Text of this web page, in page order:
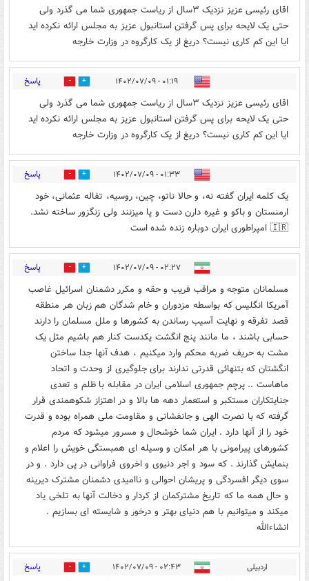
اقای رئیسی عزیز نزدیک ۳سال از ریاست جمهوری شما می گذرد ولی
حتی یک لایحه برای پس گرفتن استانبول عزیز به مجلس ارائه نکرده اید
ایا این کم کاری نیست؟ دریغ از یک کارگروه در وزارت خارجه
۰۱:۱۹ - ۱۴۰۲/۰۷/۰۹ 3 پاسخ
اقای رئیسی عزیز نزدیک ۳سال از ریاست جمهوری شما می گذرد ولی
حتی یک لایحه برای پس گرفتن استانبول عزیز به مجلس ارائه نکرده اید
ایا این کم کاری نیست؟ دریغ از یک کارگروه در وزارت خارجه
۰۱:۳۳ - ۱۴۰۲/۰۷/۰۹ 3 پاسخ
یک کلمه ایران گفته نه، و حالا ناتو، چین، روسیه، تفاله عثمانی، خود
ارمنستان و باکو و غیره دارن دست و پا میزنند ولی زنگزور ساخته نشد.
🇮🇷 امپراطوری ایران دوباره زنده شده است
۰۲:۲۷ - ۱۴۰۲/۰۷/۰۹ 1 پاسخ
مسلمانان متوجه و مراقب فریب و حقه و مکرر دشمنان اسرائیل غاصب
آمریکا انگلیس که بواسطه مزدوران و خام شدگان هم زبان هر منطقه
قصد تفرقه و نهایت آسیب رساندن به کشورها و ملل مسلمان را دارند
حسابی باشند ، ما مانند پنج انگشت یکدست کنار هم باشیم مثل یک
مشت به حریف ضربه محکم وارد میکنیم ، هدف آنها جدا ساختن
انگشتان که بتنهائی قدرتی ندارند برای جلوگیری از وحدت و اتحاد
ماهاست .. پرچم جمهوری اسلامی ایران در مقابله با ظلم و تعدی
جنایتکاران مستکبر و استعمار دهه ها بالا و در اهتزاز شکوهمندی قرار
گرفته که با نصرت الهی و جانفشانی و مقاومت ملی همراه بوده و قدرت
خود را از آنها دارد . ایران شما خوشحال و مسرور میشود که مردم
کشورهای پیرامونی با هر امکان و وسیله ای همبستگی خویش را اعلام و
بنمایش گذارند . که سود و اجر دنیوی و اخروی فراوانی در پی دارد . و در
سوی دیگر افسردگی و پریشان احوالی و ناامیدی دشمنان مشترک دیرینه
و حال همه ما که تاریخ مشترکمان از کردار و دخالت آنها به تلخی یاد
میکند و میتوانیم با هم دنیای بهتر و درخور و شایسته ای بسازیم .
انشاءالله
اردبیلی ۰۲:۴۳ - ۱۴۰۲/۰۷/۰۹ 2 پاسخ